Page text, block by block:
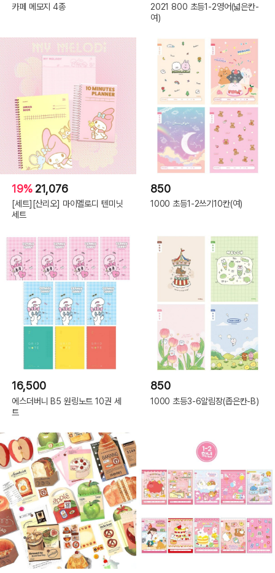
카페 메모지 4종
2021 800 초등1-2영어(넓은칸-
여)
19% 21,076
[세트][산리오] 마이멜로디 텐미닛
세트
850
1000 초등1-2쓰기10칸(여)
16,500
에스더버니 B5 원링노트 10권 세
트
850
1000 초등3-6알림장(좁은칸-B)